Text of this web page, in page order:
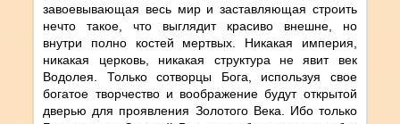
завоевывающая весь мир и заставляющая строить
нечто такое, что выглядит красиво внешне, но
внутри полно костей мертвых. Никакая империя,
никакая церковь, никакая структура не явит век
Водолея. Только cотворцы Бога, используя свое
богатое творчество и воображение будут открытой
дверью для проявления Золотого Века. Ибо только